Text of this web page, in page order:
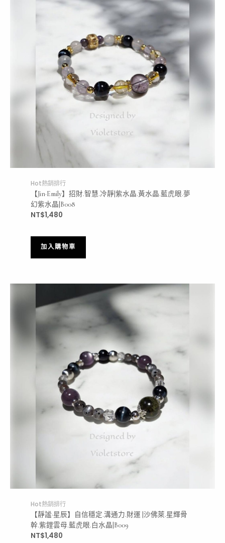
Hot熱銷排行
【Jin·Emily】招財.智慧.冷靜|紫水晶.黃水晶.藍虎眼.夢
幻紫水晶|B008
NT$1,480
加入購物車
Hot熱銷排行
【靜謐·星辰】自信穩定.溝通力.財運 |沙佛萊.星輝骨
幹.紫鋰雲母.藍虎眼.白水晶|B009
NT$1,480